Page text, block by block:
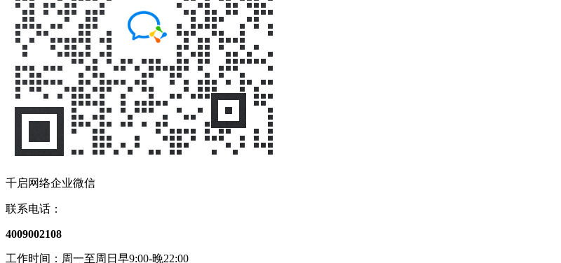
千启网络企业微信
联系电话：
4009002108
工作时间：周一至周日早9:00-晚22:00